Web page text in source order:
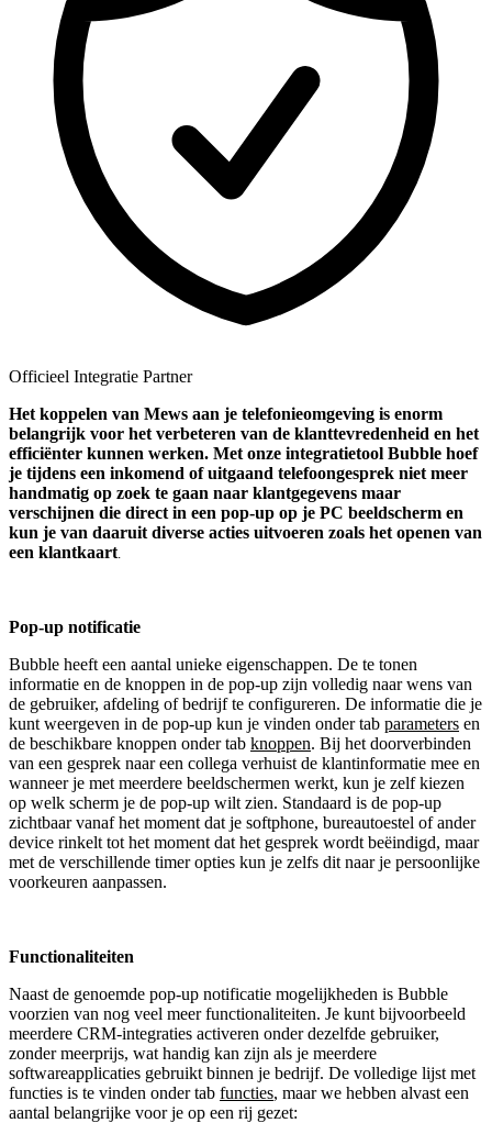
Officieel Integratie Partner
Het koppelen van Mews aan je telefonieomgeving is enorm
belangrijk voor het verbeteren van de klanttevredenheid en het
efficiënter kunnen werken. Met onze integratietool Bubble hoef
je tijdens een inkomend of uitgaand telefoongesprek niet meer
handmatig op zoek te gaan naar klantgegevens maar
verschijnen die direct in een pop-up op je PC beeldscherm en
kun je van daaruit diverse acties uitvoeren zoals het openen van
een klantkaart
Pop-up notificatie
Bubble heeft een aantal unieke eigenschappen. De te tonen
informatie en de knoppen in de pop-up zijn volledig naar wens van
de gebruiker, afdeling of bedrijf te configureren. De informatie die je
kunt weergeven in de pop-up kun je vinden onder tab parameters en
de beschikbare knoppen onder tab knoppen. Bij het doorverbinden
van een gesprek naar een collega verhuist de klantinformatie mee en
wanneer je met meerdere beeldschermen werkt, kun je zelf kiezen
op welk scherm je de pop-up wilt zien. Standaard is de pop-up
zichtbaar vanaf het moment dat je softphone, bureautoestel of ander
device rinkelt tot het moment dat het gesprek wordt beëindigd, maar
met de verschillende timer opties kun je zelfs dit naar je persoonlijke
voorkeuren aanpassen.
Functionaliteiten
Naast de genoemde pop-up notificatie mogelijkheden is Bubble
voorzien van nog veel meer functionaliteiten. Je kunt bijvoorbeeld
meerdere CRM-integraties activeren onder dezelfde gebruiker,
zonder meerprijs, wat handig kan zijn als je meerdere
softwareapplicaties gebruikt binnen je bedrijf. De volledige lijst met
functies is te vinden onder tab functies, maar we hebben alvast een
aantal belangrijke voor je op een rij gezet: